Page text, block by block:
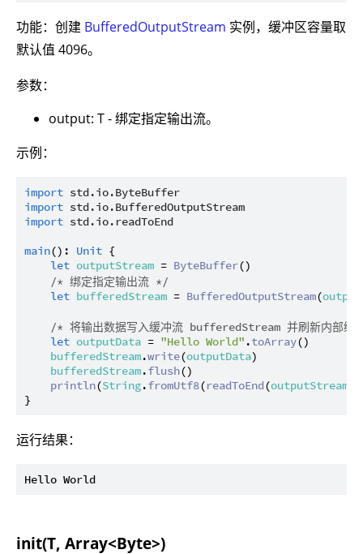
功能：创建 BufferedOutputStream 实例，缓冲区容量取
默认值 4096。
参数：
output: T - 绑定指定输出流。
示例：
import std.io.ByteBuffer
import std.io.BufferedOutputStream
import std.io.readToEnd
main(): Unit {
let outputStream = ByteBuffer()
/* 绑定指定输出流 */
let bufferedStream = BufferedOutputStream(
/* 将输出数据写入缓冲流 bufferedStream 并刷新内部
let outputData = "Hello World" .toArray()
bufferedStream.write(outputData)
bufferedStream.flush()
println(String.fromUtf8(readToEnd(outputStream
运行结果：
init(T, Array<Byte>)